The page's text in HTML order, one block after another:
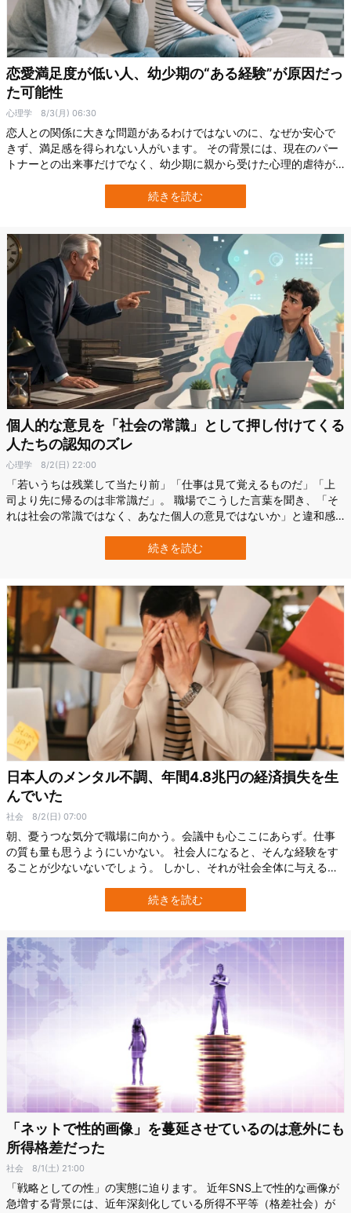
恋愛満足度が低い人、幼少期の“ある経験”が原因だっ
た可能性
心理学 8/3(月) 06:30
恋人との関係に大きな問題があるわけではないのに、なぜか安心で
きず、満足感を得られない人がいます。 その背景には、現在のパー
トナーとの出来事だけでなく、幼少期に親から受けた心理的虐待が
ン大学（NEU：Necmettin Erbakan University）のYakup İme氏に
よる研究では、子ども時代に心理的虐待を受けたと報告した人ほ…
続きを読む
個人的な意見を「社会の常識」として押し付けてくる
人たちの認知のズレ
心理学 8/2(日) 22:00
「若いうちは残業して当たり前」「仕事は見て覚えるものだ」「上
司より先に帰るのは非常識だ」。 職場でこうした言葉を聞き、「そ
れは社会の常識ではなく、あなた個人の意見ではないか」と違和感
意見は社会全体の合意であるかのように語る人たちはネット上の議
論などでもしばしば見かけます。 なぜ世の中には、個人的な経験や
続きを読む
日本人のメンタル不調、年間4.8兆円の経済損失を生
んでいた
社会 8/2(日) 07:00
朝、憂うつな気分で職場に向かう。会議中も心ここにあらず。仕事
の質も量も思うようにいかない。 社会人になると、そんな経験をす
ることが少ないないでしょう。 しかし、それが社会全体に与える影
働く人々のメンタル不調が日本全体で年間約4.8兆円もの経済的損失
を生み出しているという。 これは国内総生産（GDP）の約1.1％に相
続きを読む
「ネットで性的画像」を蔓延させているのは意外にも
所得格差だった
社会 8/1(土) 21:00
「戦略としての性」の実態に迫ります。 近年SNS上で性的な画像が
急増する背景には、近年深刻化している所得不平等（格差社会）が